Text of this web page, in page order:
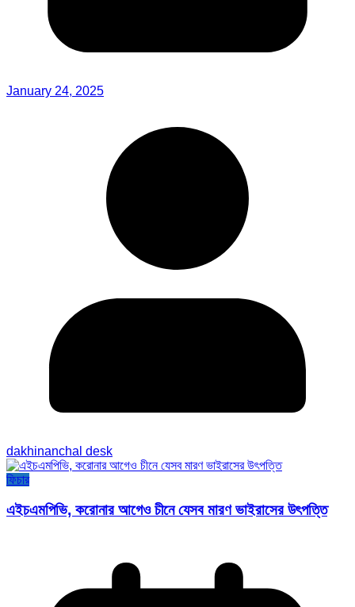
January 24, 2025
dakhinanchal desk
ফিচার
এইচএমপিভি, করোনার আগেও চীনে যেসব মারণ ভাইরাসের উৎপত্তি